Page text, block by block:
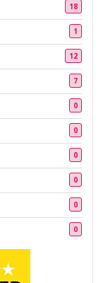
18
1
12
7
0
0
0
0
0
0